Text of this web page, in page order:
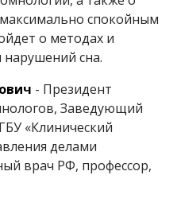
спокойным
о методах и
нарушений сна.
- Президент
Заведующий
«Клинический
делами
врач РФ, профессор,